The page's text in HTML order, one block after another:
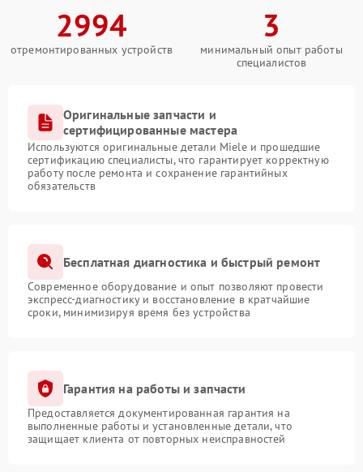
2994
отремонтированных устройств
3
минимальный опыт работы
специалистов
Оригинальные запчасти и
сертифицированные мастера
Используются оригинальные детали Miele и прошедшие
сертификацию специалисты, что гарантирует корректную
работу после ремонта и сохранение гарантийных
обязательств
Бесплатная диагностика и быстрый ремонт
Современное оборудование и опыт позволяют провести
экспресс-диагностику и восстановление в кратчайшие
сроки, минимизируя время без устройства
Гарантия на работы и запчасти
Предоставляется документированная гарантия на
выполненные работы и установленные детали, что
защищает клиента от повторных неисправностей